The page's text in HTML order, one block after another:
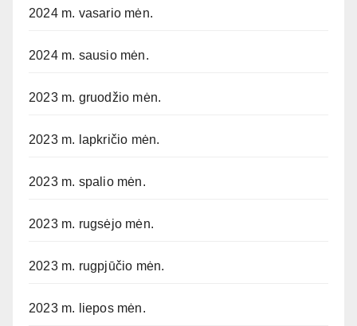
2024 m. vasario mėn.
2024 m. sausio mėn.
2023 m. gruodžio mėn.
2023 m. lapkričio mėn.
2023 m. spalio mėn.
2023 m. rugsėjo mėn.
2023 m. rugpjūčio mėn.
2023 m. liepos mėn.